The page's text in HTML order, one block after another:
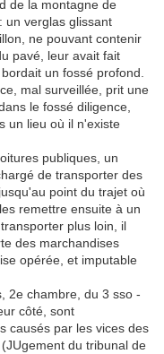
de la montagne de
un verglas glissant
ne pouvant contenir
pavé, leur avait fait
un fossé profond.
mal surveillée, prit une
le fossé diligence,
un lieu où il n'existe
publiques, un
de transporter des
point du trajet où
remettre ensuite à un
plus loin, il
des marchandises
opérée, et imputable
2e chambre, du 3 sso -
côté, sont
causés par les vices des
du tribunal de